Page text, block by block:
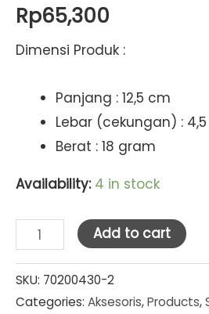
Rp65,300
Dimensi Produk :
Panjang : 12,5 cm
Lebar (cekungan) : 4,5
Berat : 18 gram
Availability: 4 in stock
Doll
Garpu
Kue
6
Add to cart
SKU: 70200430-2
Categories: Aksesoris,Products,